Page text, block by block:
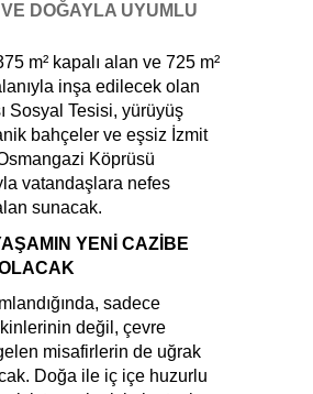
DOĞAYLA UYUMLU
m² kapalı alan ve 725 m²
inşa edilecek olan
Sosyal Tesisi, yürüyüş
bahçeler ve eşsiz İzmit
Köprüsü
vatandaşlara nefes
sunacak.
YENİ CAZİBE
sadece
değil, çevre
misafirlerin de uğrak
Doğa ile iç içe huzurlu